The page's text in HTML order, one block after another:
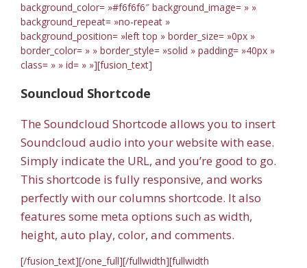
background_color= »#f6f6f6″ background_image= » »
background_repeat= »no-repeat »
background_position= »left top » border_size= »0px »
border_color= » » border_style= »solid » padding= »40px »
class= » » id= » »][fusion_text]
Souncloud Shortcode
The Soundcloud Shortcode allows you to insert
Soundcloud audio into your website with ease.
Simply indicate the URL, and you’re good to go.
This shortcode is fully responsive, and works
perfectly with our columns shortcode. It also
features some meta options such as width,
height, auto play, color, and comments.
[/fusion_text][/one_full][/fullwidth][fullwidth